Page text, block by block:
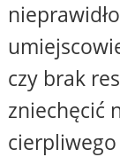
czy brak
zniechęcić